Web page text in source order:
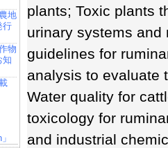
地
行
物
知
plants; Toxic plants
urinary systems
guidelines for
analysis to evaluate
Water quality for
toxicology for
and industrial